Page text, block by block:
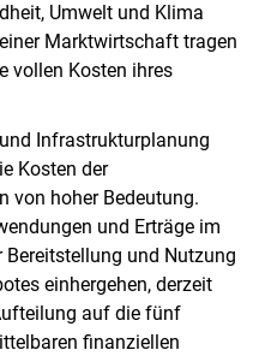
Umwelt und Klima
Marktwirtschaft tragen
vollen Kosten ihres
Infrastrukturplanung
Kosten der
von hoher Bedeutung.
und Erträge im
Bereitstellung und Nutzung
einhergehen, derzeit
auf die fünf
finanziellen